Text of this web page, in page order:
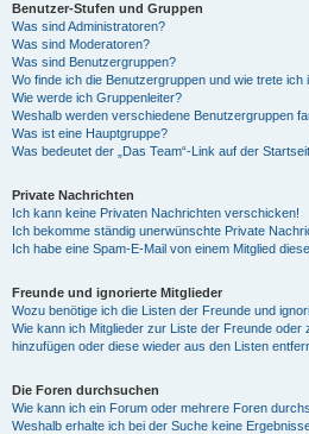
Benutzer-Stufen und Gruppen
Was sind Administratoren?
Was sind Moderatoren?
Was sind Benutzergruppen?
Wo finde ich die Benutzergruppen und wie trete ich
Wie werde ich Gruppenleiter?
Weshalb werden verschiedene Benutzergruppen
Was ist eine Hauptgruppe?
Was bedeutet der „Das Team“-Link auf der
Private Nachrichten
Ich kann keine Privaten Nachrichten verschicken!
Ich bekomme ständig unerwünschte Private
Ich habe eine Spam-E-Mail von einem Mitglied
Freunde und ignorierte Mitglieder
Wozu benötige ich die Listen der Freunde und
Wie kann ich Mitglieder zur Liste der Freunde oder
hinzufügen oder diese wieder aus den Listen
Die Foren durchsuchen
Wie kann ich ein Forum oder mehrere Foren
Weshalb erhalte ich bei der Suche keine